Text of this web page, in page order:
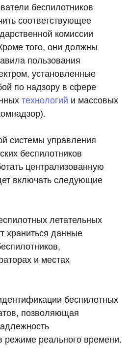
беспилотников
соответствующее
комиссии
того, они должны
пользования
установленные
по надзору в сфере
технологий и массовых
системы управления
беспилотников
централизованную
включать следующие
летательных
храниться данные
и местах
беспилотных
позволяющая
режиме реального времени.